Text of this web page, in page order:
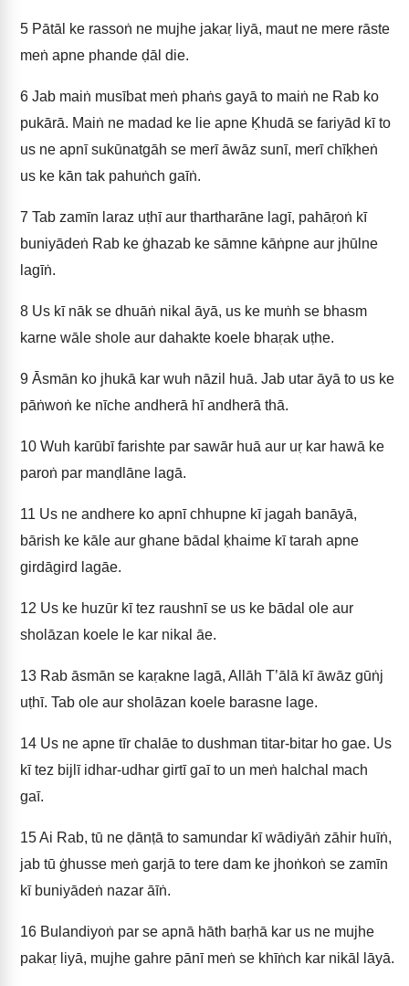
5 Pātāl ke rassoṅ ne mujhe jakaṛ liyā, maut ne mere rāste
meṅ apne phande ḍāl die.
6 Jab maiṅ musībat meṅ phaṅs gayā to maiṅ ne Rab ko
pukārā. Maiṅ ne madad ke lie apne Ḳhudā se fariyād kī to
us ne apnī sukūnatgāh se merī āwāz sunī, merī chīḳheṅ
us ke kān tak pahuṅch gaīṅ.
7 Tab zamīn laraz uṭhī aur thartharāne lagī, pahāṛoṅ kī
buniyādeṅ Rab ke ġhazab ke sāmne kāṅpne aur jhūlne
lagīṅ.
8 Us kī nāk se dhuāṅ nikal āyā, us ke muṅh se bhasm
karne wāle shole aur dahakte koele bhaṛak uṭhe.
9 Āsmān ko jhukā kar wuh nāzil huā. Jab utar āyā to us ke
pāṅwoṅ ke nīche andherā hī andherā thā.
10 Wuh karūbī farishte par sawār huā aur uṛ kar hawā ke
paroṅ par manḍlāne lagā.
11 Us ne andhere ko apnī chhupne kī jagah banāyā,
bārish ke kāle aur ghane bādal ḳhaime kī tarah apne
girdāgird lagāe.
12 Us ke huzūr kī tez raushnī se us ke bādal ole aur
sholāzan koele le kar nikal āe.
13 Rab āsmān se kaṛakne lagā, Allāh T’ālā kī āwāz gūṅj
uṭhī. Tab ole aur sholāzan koele barasne lage.
14 Us ne apne tīr chalāe to dushman titar-bitar ho gae. Us
kī tez bijlī idhar-udhar girtī gaī to un meṅ halchal mach
gaī.
15Ai Rab, tū ne ḍānṭā to samundar kī wādiyāṅ zāhir huīṅ,
jab tū ġhusse meṅ garjā to tere dam ke jhoṅkoṅ se zamīn
kī buniyādeṅ nazar āīṅ.
16 Bulandiyoṅ par se apnā hāth baṛhā kar us ne mujhe
pakaṛ liyā, mujhe gahre pānī meṅ se khīṅch kar nikāl lāyā.